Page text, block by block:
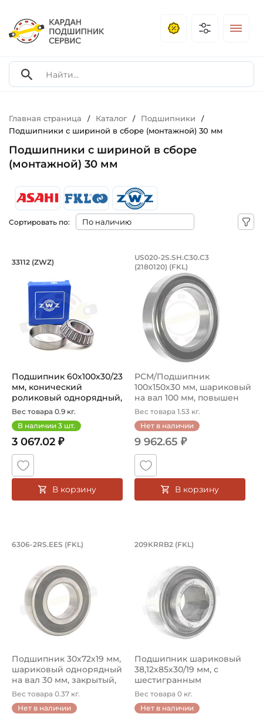
Главная страница / Каталог / Подшипники /
Подшипники с шириной в сборе (монтажной) 30 мм
Подшипники с шириной в сборе
(монтажной) 30 мм
Сортировать по:
Подшипник 60х100х30/23 мм,
Подшипник 33112 ZWZ конический роликовый
33112 (ZWZ)
Подшипник 60х100х30/23
мм, конический
роликовый однорядный,
на вал 60 м...
Вес товара 0.9 кг.
В наличии 3 шт.
3 067.02 ₽
В корзину
РСМ/Подшипник
Подшипник US020-
US020-2S.SH.C30.C3
(2180120) (FKL)
РСМ/Подшипник
100х150х30 мм, шариковый
на вал 100 мм, повышен
тепловой ...
Вес товара 1.53 кг.
Нет в наличии
9 962.65 ₽
В корзину
Подшипник 30х72х19 мм, шариковый
6306-2RS.EES (FKL)
Подшипник 30х72х19 мм,
шариковый однорядный
на вал 30 мм, закрытый,
сфе...
Вес товара 0.37 кг.
Нет в наличии
Подшипник
209KRRB2 (FKL)
Подшипник шариковый
38,12х85х30/19 мм, с
шестигранным
отверстием на вал...
Вес товара 0 кг.
Нет в наличии